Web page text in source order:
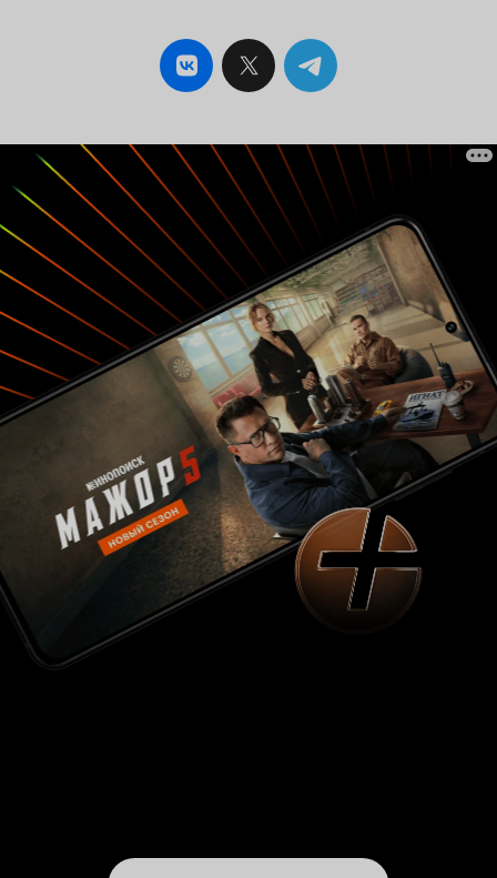
реалистичнее, но, на мой взгляд,
перестарались. В той же кинокартине 'Любовь
и голуби' на героев вполне приятно было
просыпается в грязной, замызганной
тельняшке, в которой ходит весь фильм, а у
героя Олега Табакова всего одни штаны,
которые он носит, судя по всему, несколько
недель. Это омерзительно. Я представляю, как
они воняют в своих заляпанных рваных
тельняшках, в которых и ходят, и спят.
Приятного мало. У героя Любшина к тому же
весь фильм я наблюдал грязные волосы,
свисающие сосульками. Нет, это всё разудалой
комедии совсем не к лицу. Это противно. Сам
сюжет обмена мужьями я ещё могу принять,
чёрт с ним. Но подан он как-то скомкано, да и
опять-таки весёлых эпизодов я для себя
совершенно не нашёл. Единственная радость
фильма, которая к сюжету относится очень
слабо – это собачка, которая преданно
помогает воровать кирпичи. Собачка – самое
лучшее, что было в фильме. Вот это хороший
юмор. Кстати, это очень показательно для
фильмов Виктора Титова. Режиссёр он
неоднозначный и наряду с 'Здравствуйте, я
ваша тётя' может снять 'Анекдоты', которые
смотреть очень непросто. А 'Кадриль' я
смотреть не советую. Лучше пересмотреть
действительно блистательную деревенскую